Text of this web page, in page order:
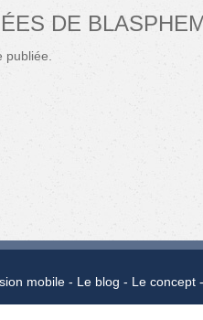
DE
mobile Le blog Le concept